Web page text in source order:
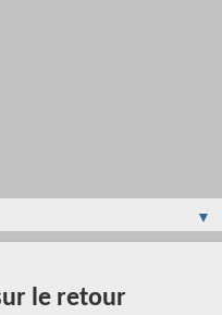
▼
le retour